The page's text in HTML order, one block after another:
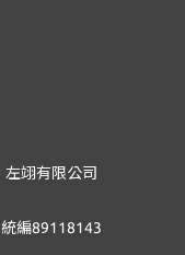
左翊有限公司
統編89118143